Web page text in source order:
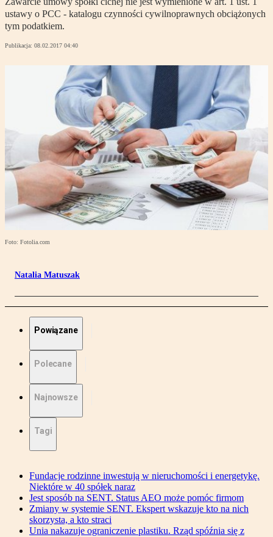
ustawy o PCC - katalogu czynności cywilnoprawnych obciążonych
tym podatkiem.
Publikacja: 08.02.2017 04:40
Foto: Fotolia.com
Natalia Matuszak
Powiązane
Polecane
Najnowsze
Tagi
Fundacje rodzinne inwestują w nieruchomości i energetykę.
Niektóre w 40 spółek naraz
Jest sposób na SENT. Status AEO może pomóc firmom
Zmiany w systemie SENT. Ekspert wskazuje kto na nich
skorzysta, a kto straci
Unia nakazuje ograniczenie plastiku. Rząd spóźnia się z